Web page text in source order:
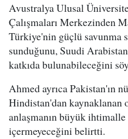
Avustralya Ulusal
Çalışmaları Merkezinden
Türkiye'nin güçlü savunma
sunduğunu, Suudi
katkıda bulunabileceğini
Ahmed ayrıca Pakistan'ın
Hindistan'dan kaynaklanan
anlaşmanın büyük
içermeyeceğini belirtti.